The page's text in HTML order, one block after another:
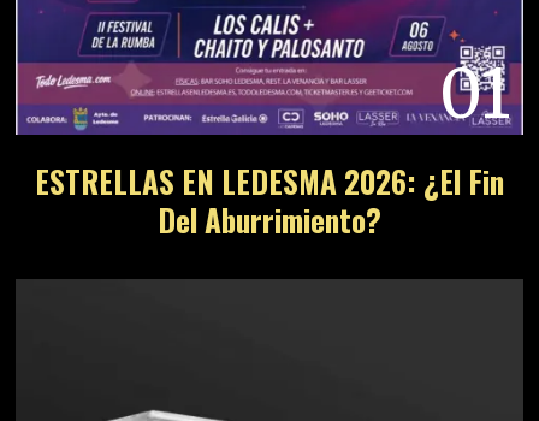
01
ESTRELLAS EN LEDESMA 2026: ¿El Fin
Del Aburrimiento?